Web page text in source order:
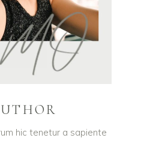
hic tenetur a sapiente